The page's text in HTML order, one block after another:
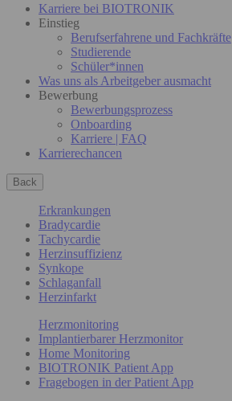
Karriere bei BIOTRONIK
Einstieg
Berufserfahrene und Fachkräfte
Studierende
Schüler*innen
Was uns als Arbeitgeber ausmacht
Bewerbung
Bewerbungsprozess
Onboarding
Karriere | FAQ
Karrierechancen
Back
Erkrankungen
Bradycardie
Tachycardie
Herzinsuffizienz
Synkope
Schlaganfall
Herzinfarkt
Herzmonitoring
Implantierbarer Herzmonitor
Home Monitoring
BIOTRONIK Patient App
Fragebogen in der Patient App